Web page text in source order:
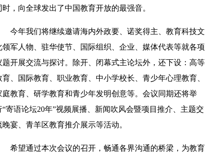
时，向全球发出了中国教育开放的最强音。
今年我们将继续邀请海内外政要、诺奖得主、教育科技文
领军人物、驻华使节、国际组织、企业、媒体代表等就各项
题开展交流与探讨。除开、闭幕式主论坛外，还下设：高等
育、国际教育、职业教育、中小学校长、青少年心理教育、
庭教育、研学教育和青少年发明创意等。会议同期还将举
“寄语论坛20年”视频展播、新闻吹风会暨项目推介、主题交
晚宴、青羊区教育推介展示等活动。
希望通过本次会议的召开，畅通各界沟通的桥梁，为教育